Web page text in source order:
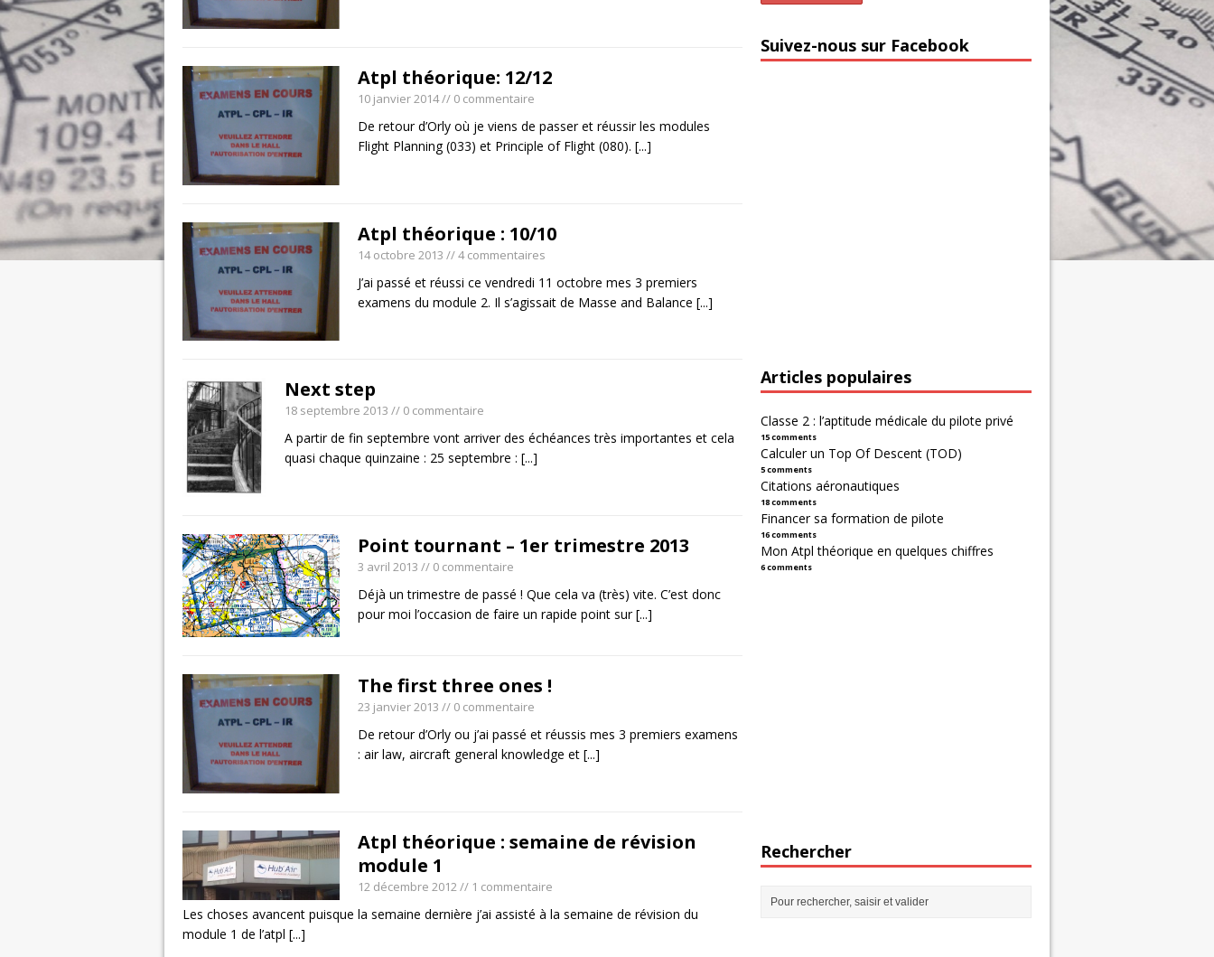
Atpl théorique: 12/12
10 janvier 2014// 0 commentaire
De retour d’Orly où je viens de passer et réussir les modules
Flight Planning (033) et Principle of Flight (080). [...]
Atpl théorique : 10/10
14 octobre 2013 // 4 commentaires
J’ai passé et réussi ce vendredi 11 octobre mes 3 premiers
examens du module 2. Il s’agissait de Masse and Balance [...]
Next step
18 septembre 2013 // 0 commentaire
A partir de fin septembre vont arriver des échéances très importantes et cela
quasi chaque quinzaine : 25 septembre : [...]
Point tournant – 1er trimestre 2013
3 avril 2013 // 0 commentaire
Déjà un trimestre de passé ! Que cela va (très) vite. C’est donc
pour moi l’occasion de faire un rapide point sur[...]
The first three ones !
23 janvier 2013 // 0 commentaire
De retour d’Orly ou j’ai passé et réussis mes 3 premiers examens
: air law, aircraft general knowledge et [...]
Atpl théorique : semaine de révision
module 1
12 décembre 2012// 1 commentaire
Les choses avancent puisque la semaine dernière j’ai assisté à la semaine de révision du
module 1 de l’atpl [...]
Suivez-nous sur Facebook
Articles populaires
Classe 2 : l’aptitude médicale du pilote privé
15 comments
Calculer un Top Of Descent (TOD)
5 comments
Citations aéronautiques
18 comments
Financer sa formation de pilote
16 comments
Mon Atpl théorique en quelques chiffres
6 comments
Rechercher